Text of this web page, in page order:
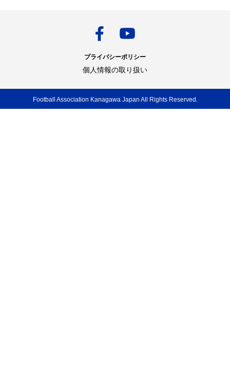
プライバシーポリシー
個人情報の取り扱い
Football Association Kanagawa Japan All Rights Reserved.